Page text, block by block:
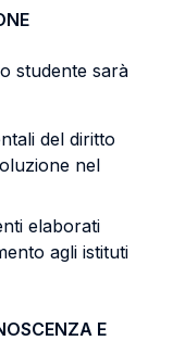
studente sarà
del diritto
nel
elaborati
agli istituti
E